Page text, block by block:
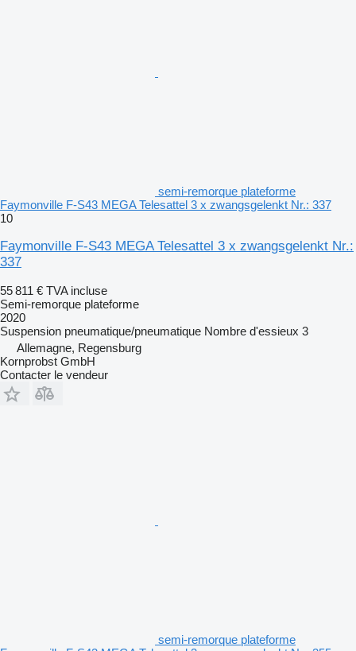
semi-remorque plateforme
Faymonville F-S43 MEGA Telesattel 3 x zwangsgelenkt Nr.: 337
10
Faymonville F-S43 MEGA Telesattel 3 x zwangsgelenkt Nr.:
337
55 811 € TVA incluse
Semi-remorque plateforme
2020
Suspension pneumatique/pneumatique Nombre d'essieux 3
Allemagne, Regensburg
Kornprobst GmbH
Contacter le vendeur
semi-remorque plateforme